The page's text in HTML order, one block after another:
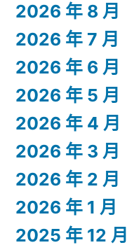
2026 年 8 月
2026 年 7 月
2026 年 6 月
2026 年 5 月
2026 年 4 月
2026 年 3 月
2026 年 2 月
2026 年 1 月
2025 年 12 月